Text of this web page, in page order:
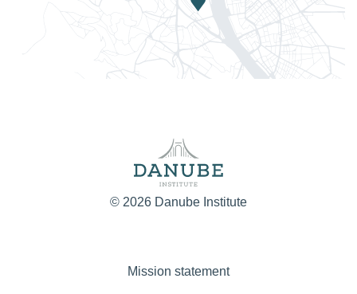
© 2026 Danube Institute
Mission statement